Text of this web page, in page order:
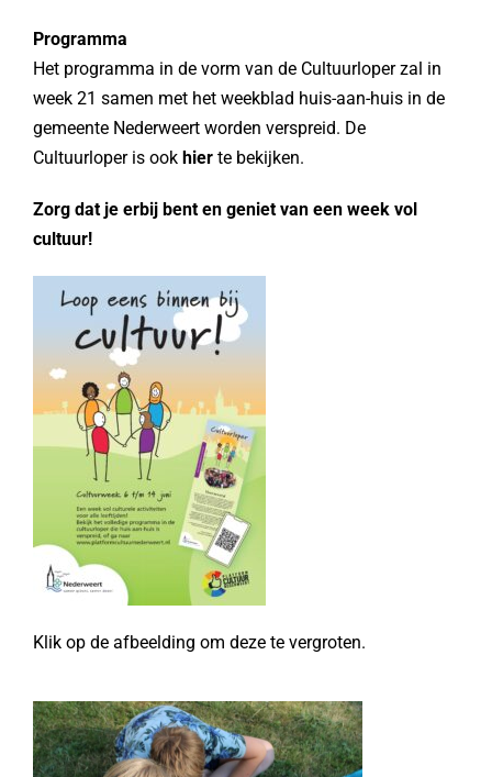
Programma
Het programma in de vorm van de Cultuurloper zal in
week 21 samen met het weekblad huis-aan-huis in de
gemeente Nederweert worden verspreid. De
Cultuurloper is ook hierte bekijken.
Zorg dat je erbij bent en geniet van een week vol
cultuur!
Klik op de afbeelding om deze te vergroten.